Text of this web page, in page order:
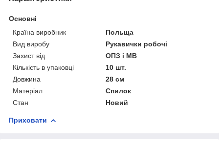
Основні
Країна виробник
Польща
Вид виробу
Рукавички робочі
Захист від
ОПЗ і МВ
Кількість в упаковці
10 шт.
Довжина
28 см
Матеріал
Спилок
Стан
Новий
Приховати